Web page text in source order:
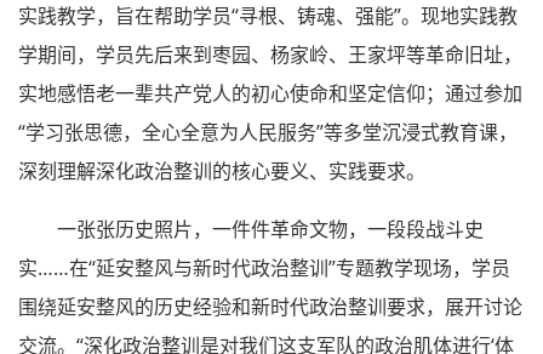
实践教学，旨在帮助学员“寻根、铸魂、强能”。现地实践教
学期间，学员先后来到枣园、杨家岭、王家坪等革命旧址，
实地感悟老一辈共产党人的初心使命和坚定信仰；通过参加
“学习张思德，全心全意为人民服务”等多堂沉浸式教育课，
深刻理解深化政治整训的核心要义、实践要求。
一张张历史照片，一件件革命文物，一段段战斗史
实……在“延安整风与新时代政治整训”专题教学现场，学员
围绕延安整风的历史经验和新时代政治整训要求，展开讨论
交流。“深化政治整训是对我们这支军队的政治肌体进行‘体